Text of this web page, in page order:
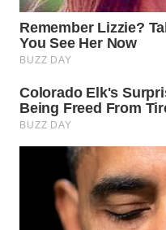
WN
WN
WN
WN
KUNINGAN